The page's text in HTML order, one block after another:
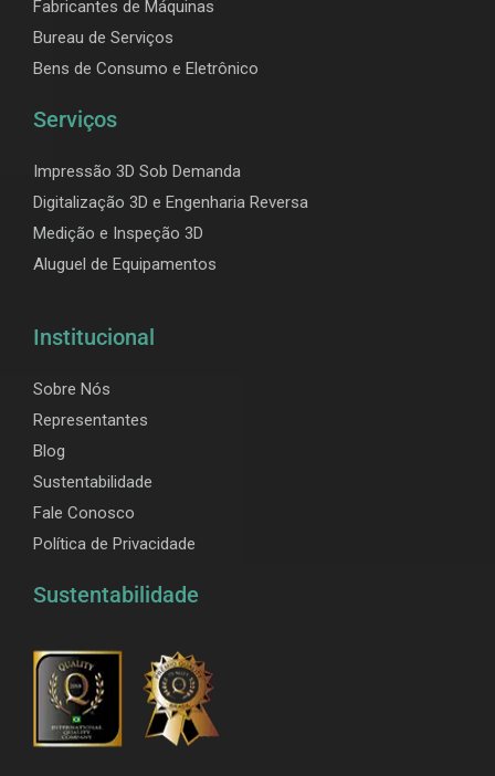
Fabricantes de Máquinas
Bureau de Serviços
Bens de Consumo e Eletrônico
Serviços
Impressão 3D Sob Demanda
Digitalização 3D e Engenharia Reversa
Medição e Inspeção 3D
Aluguel de Equipamentos
Institucional
Sobre Nós
Representantes
Blog
Sustentabilidade
Fale Conosco
Política de Privacidade
Sustentabilidade